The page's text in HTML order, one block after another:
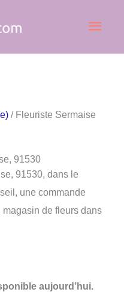
/ Fleuriste Sermaise
91530
91530, dans le
une commande
de fleurs dans
aujourd’hui.